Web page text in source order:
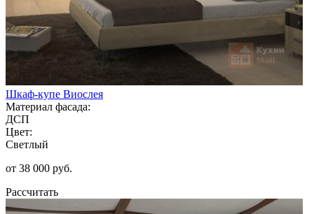
Шкаф-купе Виослея
Материал фасада:
ДСП
Цвет:
Светлый
от 38 000 руб.
Рассчитать